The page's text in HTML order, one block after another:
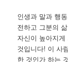
인생과 말과 행
전하고 그분의
자신이 높아지
것입니다! 이 사
한 것인가 하는